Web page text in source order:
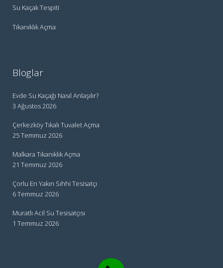
Su Kaçak Tespiti
Tıkanıklık Açma
Bloglar
Evde Su Kaçağı Nasıl Anlaşılır?
3 Ağustos 2026
Çerkezköy Tıkalı Tuvalet Açma
25 Temmuz 2026
Malkara Tıkanıklık Açma
21 Temmuz 2026
Çorlu En Yakın Sıhhi Tesisatçı
6 Temmuz 2026
Muratlı Acil Su Tesisatçısı
1 Temmuz 2026